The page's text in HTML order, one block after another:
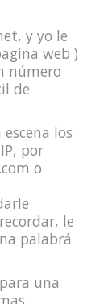
y yo le
web )
número
de
los
por
o
le
palabrá
una